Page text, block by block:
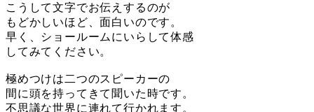
こうして文字でお伝えするのが
もどかしいほど、面白いのです。
早く、ショールームにいらして体感
してみてください。
極めつけは二つのスピーカーの
間に頭を持ってきて聞いた時です。
不思議な世界に連れて行かれます。